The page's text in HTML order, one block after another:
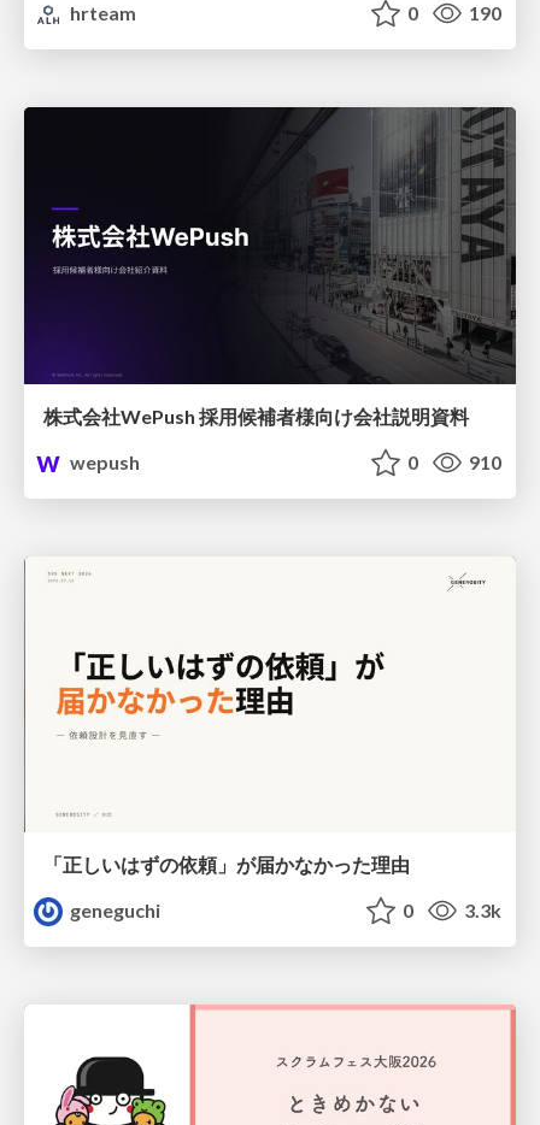
hrteam
0 190
株式会社WePush 採用候補者様向け会社説明資料
wepush
0 910
「正しいはずの依頼」が届かなかった理由
geneguchi
0 3.3k